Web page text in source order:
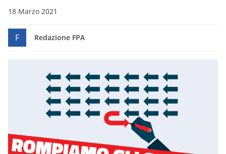
18 Marzo 2021
F Redazione FPA